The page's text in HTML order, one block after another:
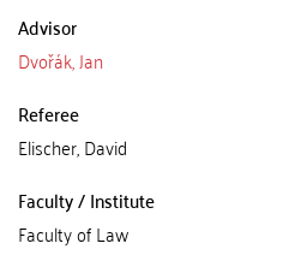
Advisor
Dvořák, Jan
Referee
Elischer, David
Faculty / Institute
Faculty of Law